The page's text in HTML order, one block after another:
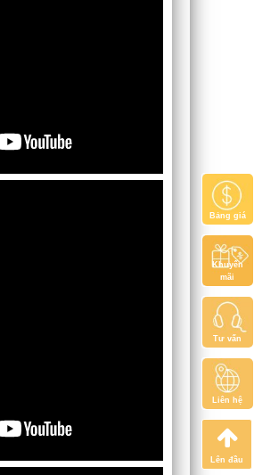
Bảng giá
Khuyến
mãi
Tư vấn
Liên hệ
Lên đầu